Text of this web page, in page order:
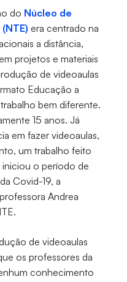
do Núcleo de
era centrado na
a distância,
projetos e materiais
de videoaulas
Educação a
bem diferente.
15 anos. Já
em fazer videoaulas,
um trabalho feito
o período de
Covid-19, a
Andrea
de videoaulas
os professores da
conhecimento